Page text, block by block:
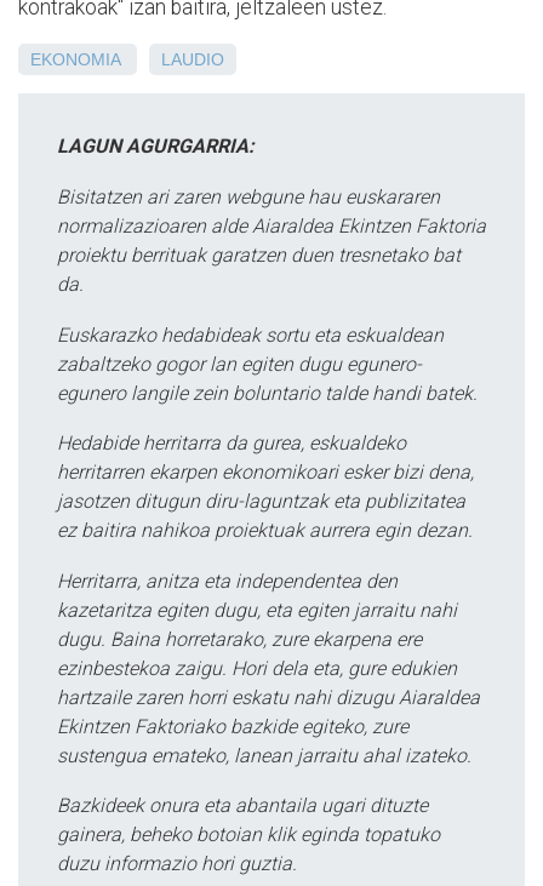
kontrakoak" izan baitira, jeltzaleen ustez.
EKONOMIA LAUDIO
LAGUN AGURGARRIA:
Bisitatzen ari zaren webgune hau euskararen
normalizazioaren alde Aiaraldea Ekintzen Faktoria
proiektu berrituak garatzen duen tresnetako bat
da.
Euskarazko hedabideak sortu eta eskualdean
zabaltzeko gogor lan egiten dugu egunero-
egunero langile zein boluntario talde handi batek.
Hedabide herritarra da gurea, eskualdeko
herritarren ekarpen ekonomikoari esker bizi dena,
jasotzen ditugun diru-laguntzak eta publizitatea
ez baitira nahikoa proiektuak aurrera egin dezan.
Herritarra, anitza eta independentea den
kazetaritza egiten dugu, eta egiten jarraitu nahi
dugu. Baina horretarako, zure ekarpena ere
ezinbestekoa zaigu. Hori dela eta, gure edukien
hartzaile zaren horri eskatu nahi dizugu Aiaraldea
Ekintzen Faktoriako bazkide egiteko, zure
sustengua emateko, lanean jarraitu ahal izateko.
Bazkideek onura eta abantaila ugari dituzte
gainera, beheko botoian klik eginda topatuko
duzu informazio hori guztia.